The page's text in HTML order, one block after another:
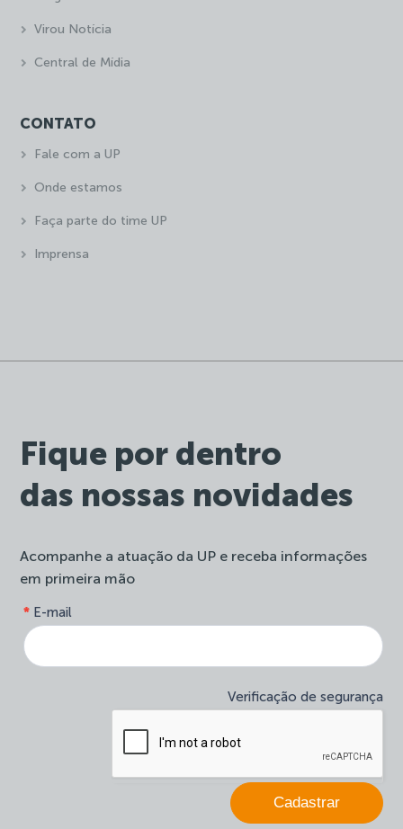
Fique por dentro
das nossas novidades
Acompanhe a atuação da UP e receba informações
em primeira mão
site-
newsletter
E-mail
*
Verificação de segurança
Cadastrar
você
é
humano,
este
campo
branco.
Virou Notícia
Central de Mídia
CONTATO
Fale com a UP
Onde estamos
Faça parte do time UP
Imprensa